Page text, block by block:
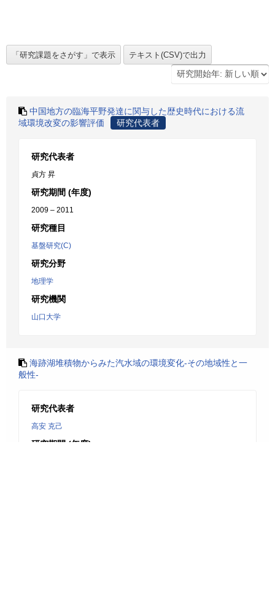
中国地方の臨海平野発達に関与した歴史時代における流
域環境改変の影響評価
研究代表者
研究代表者
貞方 昇
研究期間 (年度)
2009 – 2011
研究種目
基盤研究(C)
研究分野
地理学
研究機関
山口大学
海跡湖堆積物からみた汽水域の環境変化-その地域性と一
般性-
研究代表者
高安 克己
研究期間 (年度)